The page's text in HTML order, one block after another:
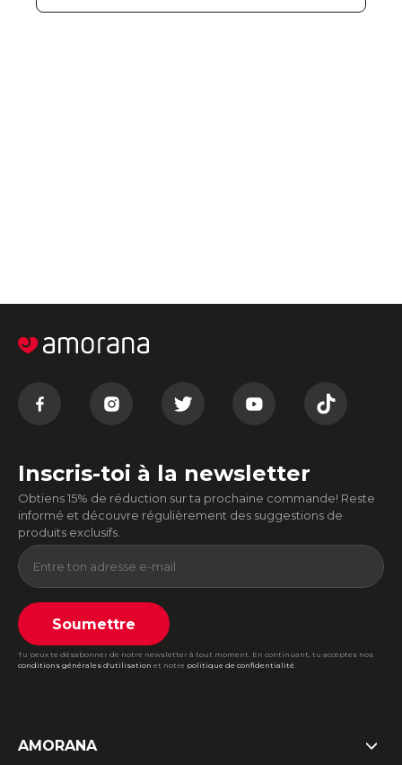
Inscris-toi à la newsletter
Obtiens 15% de réduction sur ta prochaine commande! Reste
informé et découvre régulièrement des suggestions de
produits exclusifs.
Soumettre
Tu peux te désabonner de notre newsletter à tout moment. En continuant, tu acceptes nos
conditions générales d'utilisation et notre politique de confidentialité.
AMORANA